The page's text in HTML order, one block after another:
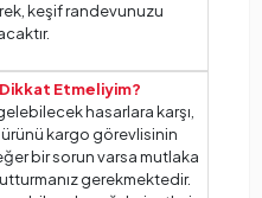
keşif randevunuzu
Etmeliyim?
hasarlara karşı,
kargo görevlisinin
bir sorun varsa mutlaka
gerekmektedir.